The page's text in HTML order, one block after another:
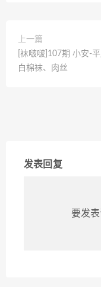
上一篇
[袜啵啵]107期 小安-平
白棉袜、肉丝
发表回复
要发